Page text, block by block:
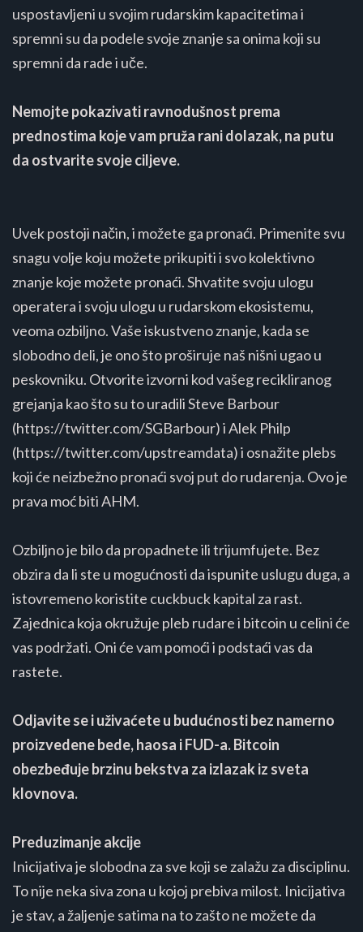
uspostavljeni u svojim rudarskim kapacitetima i
spremni su da podele svoje znanje sa onima koji su
spremni da rade i uče.
Nemojte pokazivati ravnodušnost prema
prednostima koje vam pruža rani dolazak, na putu
da ostvarite svoje ciljeve.
Uvek postoji način, i možete ga pronaći. Primenite svu
snagu volje koju možete prikupiti i svo kolektivno
znanje koje možete pronaći. Shvatite svoju ulogu
operatera i svoju ulogu u rudarskom ekosistemu,
veoma ozbiljno. Vaše iskustveno znanje, kada se
slobodno deli, je ono što proširuje naš nišni ugao u
peskovniku. Otvorite izvorni kod vašeg recikliranog
grejanja kao što su to uradili Steve Barbour
(https://twitter.com/SGBarbour) i Alek Philp
(https://twitter.com/upstreamdata) i osnažite plebs
koji će neizbežno pronaći svoj put do rudarenja. Ovo je
prava moć biti AHM.
Ozbiljno je bilo da propadnete ili trijumfujete. Bez
obzira da li ste u mogućnosti da ispunite uslugu duga, a
istovremeno koristite cuckbuck kapital za rast.
Zajednica koja okružuje pleb rudare i bitcoin u celini će
vas podržati. Oni će vam pomoći i podstaći vas da
rastete.
Odjavite se i uživaćete u budućnosti bez namerno
proizvedene bede, haosa i FUD-a. Bitcoin
obezbeđuje brzinu bekstva za izlazak iz sveta
klovnova.
Preduzimanje akcije
Inicijativa je slobodna za sve koji se zalažu za disciplinu.
To nije neka siva zona u kojoj prebiva milost. Inicijativa
je stav, a žaljenje satima na to zašto ne možete da